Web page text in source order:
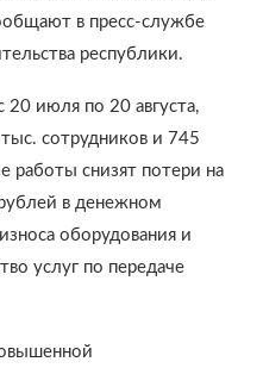
в пресс-службе
республики.
20 июля по 20 августа,
сотрудников и 745
работы снизят потери на
в денежном
оборудования и
услуг по передаче